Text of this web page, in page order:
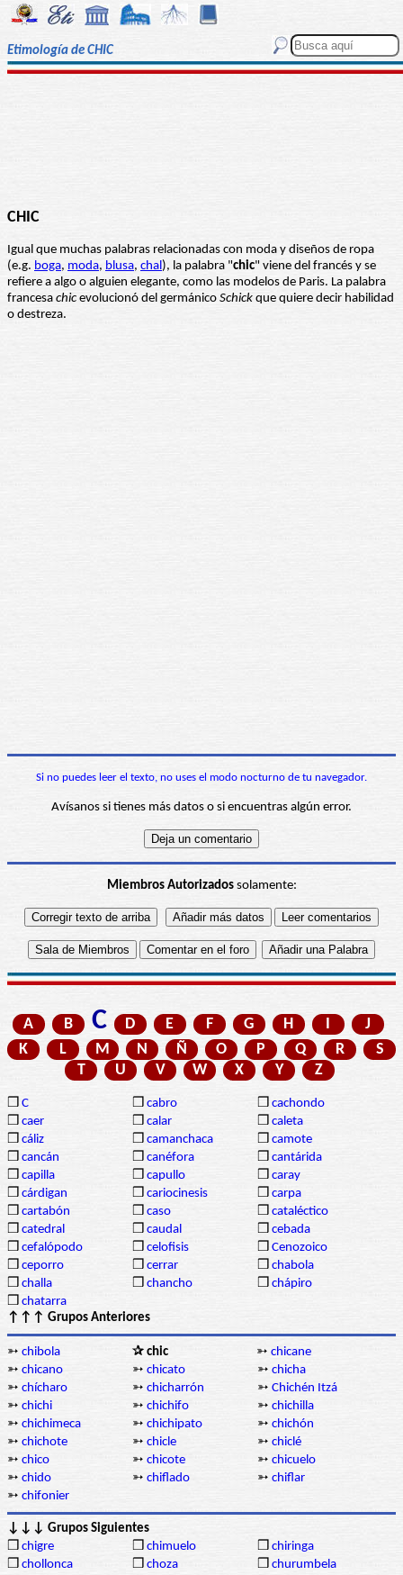
Etimología de CHIC
CHIC
Igual que muchas palabras relacionadas con moda y diseños de ropa
(e.g. boga, moda, blusa, chal), la palabra "chic" viene del francés y se
refiere a algo o alguien elegante, como las modelos de Paris. La palabra
francesa chic evolucionó del germánico Schick que quiere decir habilidad
o destreza.
Si no puedes leer el texto, no uses el modo nocturno de tu navegador.
Avísanos si tienes más datos o si encuentras algún error.
Miembros Autorizadossolamente:
A B C D E F G H I
J
K
L M N Ñ O P Q R
S
T
U V W X Y Z
❒ C ❒ cabro ❒ cachondo
❒ caer ❒ calar ❒ caleta
❒ cáliz ❒ camanchaca ❒ camote
❒ cancán ❒ canéfora ❒ cantárida
❒ capilla ❒ capullo ❒ caray
❒ cárdigan ❒ cariocinesis ❒ carpa
❒ cartabón ❒ caso ❒ cataléctico
❒ catedral ❒ caudal ❒ cebada
❒ cefalópodo ❒ celofisis ❒ Cenozoico
❒ ceporro ❒ cerrar ❒ chabola
❒ challa ❒ chancho ❒ chápiro
❒ chatarra
↑↑↑ Grupos Anteriores
➳ chibola ✰ chic ➳ chicane
➳ chicano ➳ chicato ➳ chicha
➳ chícharo ➳ chicharrón ➳ Chichén Itzá
➳ chichi ➳ chichifo ➳ chichilla
➳ chichimeca ➳ chichipato ➳ chichón
➳ chichote ➳ chicle ➳ chiclé
➳ chico ➳ chicote ➳ chicuelo
➳ chido ➳ chiflado ➳ chiflar
➳ chifonier
↓↓↓ Grupos Siguientes
❒ chigre ❒ chimuelo ❒ chiringa
❒ chollonca ❒ choza ❒ churumbela